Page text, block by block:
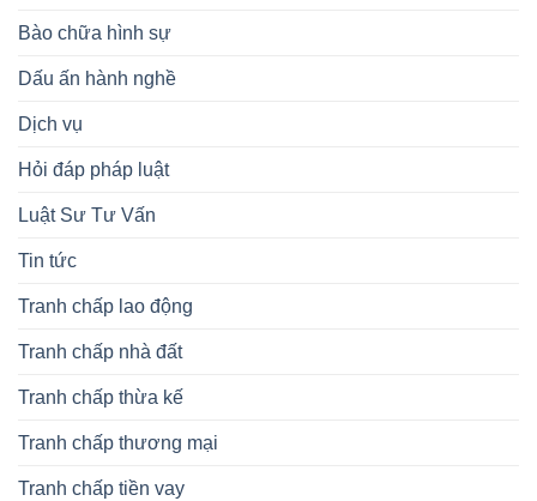
Bào chữa hình sự
Dấu ấn hành nghề
Dịch vụ
Hỏi đáp pháp luật
Luật Sư Tư Vấn
Tin tức
Tranh chấp lao động
Tranh chấp nhà đất
Tranh chấp thừa kế
Tranh chấp thương mại
Tranh chấp tiền vay